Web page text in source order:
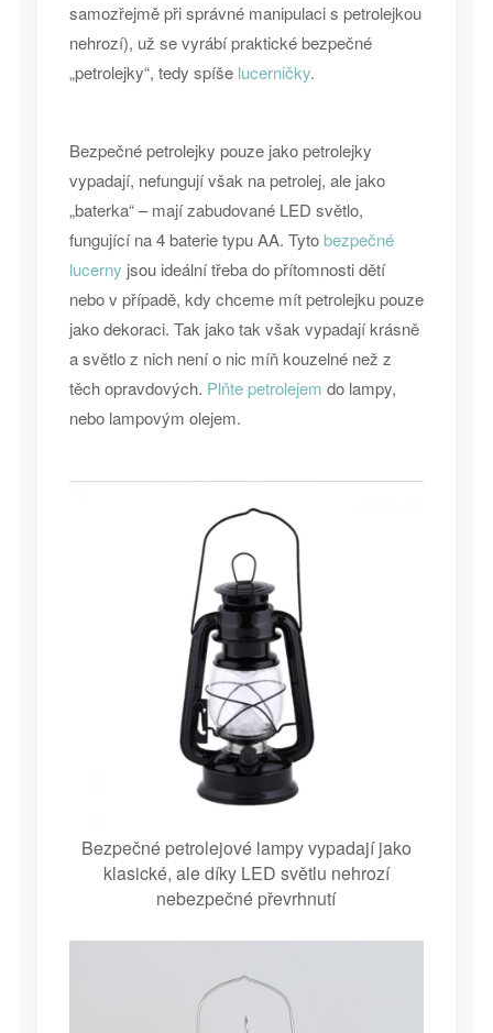
samozřejmě při správné manipulaci s petrolejkou
nehrozí), už se vyrábí praktické bezpečné
„petrolejky“, tedy spíše lucerničky.
Bezpečné petrolejky pouze jako petrolejky
vypadají, nefungují však na petrolej, ale jako
„baterka“ – mají zabudované LED světlo,
fungující na 4 baterie typu AA. Tytobezpečné
lucerny jsou ideální třeba do přítomnosti dětí
nebo v případě, kdy chceme mít petrolejku pouze
jako dekoraci. Tak jako tak však vypadají krásně
a světlo z nich není o nic míň kouzelné než z
těch opravdových. Plňte petrolejem do lampy,
nebo lampovým olejem.
Bezpečné petrolejové lampy vypadají jako
klasické, ale díky LED světlu nehrozí
nebezpečné převrhnutí